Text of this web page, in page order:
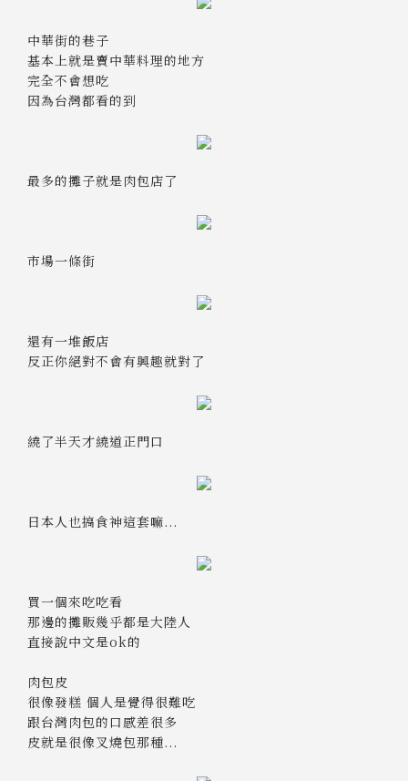
中華街的巷子
基本上就是賣中華料理的地方
完全不會想吃
因為台灣都看的到
最多的攤子就是肉包店了
市場一條街
還有一堆飯店
反正你絕對不會有興趣就對了
繞了半天才繞道正門口
日本人也搞食神這套嘛...
買一個來吃吃看
那邊的攤販幾乎都是大陸人
直接說中文是ok的
肉包皮
很像發糕 個人是覺得很難吃
跟台灣肉包的口感差很多
皮就是很像叉燒包那種...